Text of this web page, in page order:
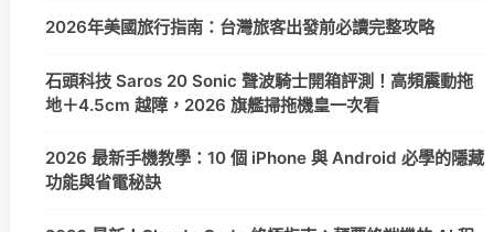
2026年美國旅行指南：台灣旅客出發前必讀完整攻略
石頭科技 Saros 20 Sonic 聲波騎士開箱評測！高頻震動拖
地＋4.5cm 越障，2026 旗艦掃拖機皇一次看
2026 最新手機教學：10 個 iPhone 與 Android 必學的隱藏
功能與省電秘訣